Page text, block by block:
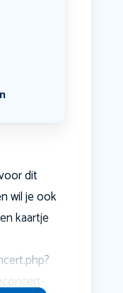
dit
wil je ook
kaartje